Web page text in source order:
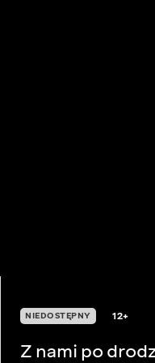
NIEDOSTĘPNY 12+
Z nami po